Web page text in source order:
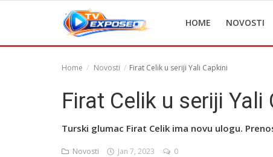
HOME NOVOSTI
Home Novosti Firat Celik u seriji Yali Capkini
Firat Celik u seriji Yali
Turski glumac Firat Celik ima novu ulogu.
Novosti Jan 7, 2023 0